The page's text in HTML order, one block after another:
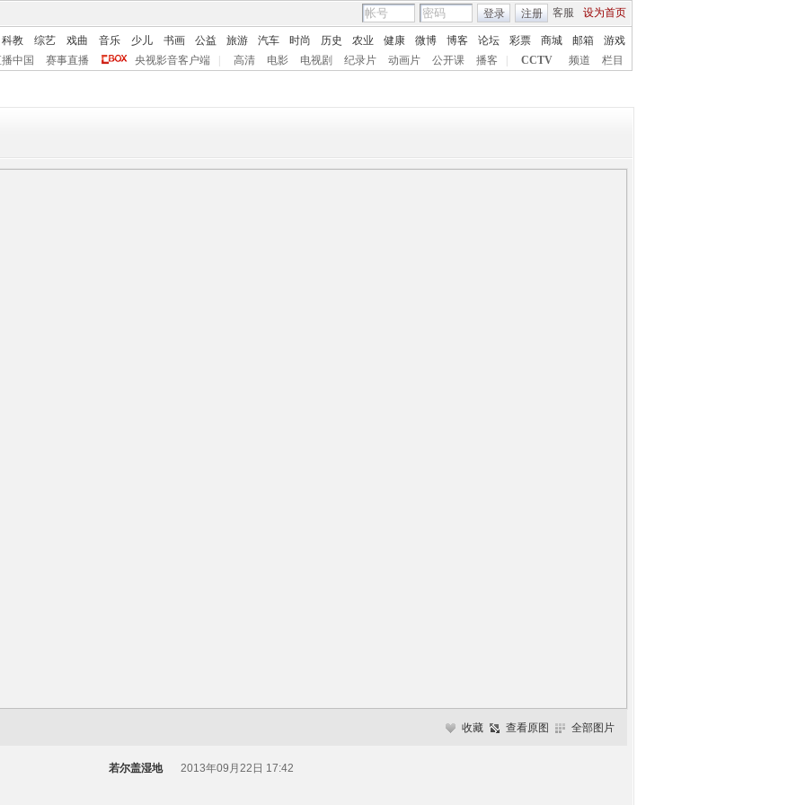
客服 设为首页
登录 注册
科教 综艺 戏曲 音乐 少儿 书画 公益 旅游 汽车 时尚 历史 农业 健康 微博 博客 论坛 彩票 商城 邮箱
游戏
中国 赛事直播 央视影音客户端 高清 电影 电视剧 纪录片 动画片 公开课 播客 CCTV 频道 栏目
收藏 查看原图 全部图片
若尔盖湿地
2013年09月22日 17:42